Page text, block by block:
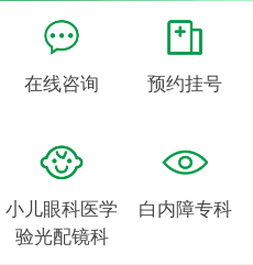
在线咨询 预约挂号
小儿眼科医学
验光配镜科
白内障专科